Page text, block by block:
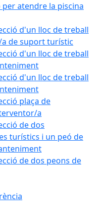
atendre la piscina
d'un lloc de treball
de suport turístic
d'un lloc de treball
d'un lloc de treball
plaça de
a
de dos
turístics i un peó de
de dos peons de